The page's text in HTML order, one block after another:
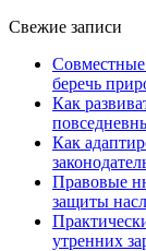
Свежие записи
Совместные
беречь
Как
Как
Правовые
защиты
утренних